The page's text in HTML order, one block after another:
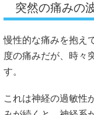
突然の痛みの
慢性的な痛みを抱え
度の痛みだが、時々
す。
これは神経の過敏性